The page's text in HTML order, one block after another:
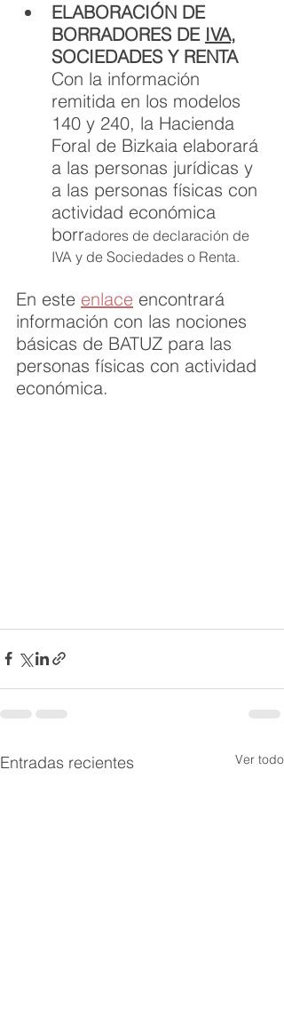
ELABORACIÓN DE
BORRADORES DE IVA,
SOCIEDADES Y RENTA
Con la información
remitida en los modelos
140 y 240, la Hacienda
Foral de Bizkaia elaborará
a las personas jurídicas y
a las personas físicas con
actividad económica
borradores de declaración de
IVA y de Sociedades o Renta.
En este enlace encontrará
información con las nociones
básicas de BATUZ para las
personas físicas con actividad
económica.
Entradas recientes Ver todo